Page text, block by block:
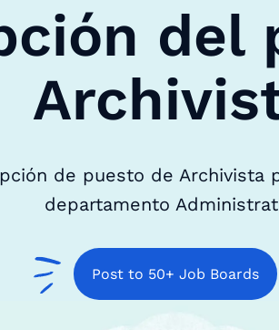
del
de puesto de Archivista
departamento
Post to 50+ Job Boards